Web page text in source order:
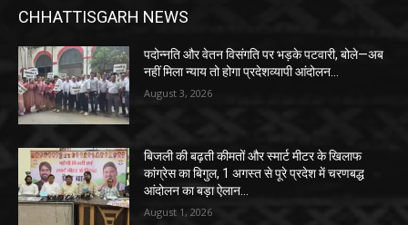
CHHATTISGARH NEWS
पदोन्नति और वेतन विसंगति पर भड़के पटवारी, बोले—अब
नहीं मिला न्याय तो होगा प्रदेशव्यापी आंदोलन…
August 3, 2026
बिजली की बढ़ती कीमतों और स्मार्ट मीटर के खिलाफ
कांग्रेस का बिगुल, 1 अगस्त से पूरे प्रदेश में चरणबद्ध
आंदोलन का बड़ा ऐलान…
August 1, 2026